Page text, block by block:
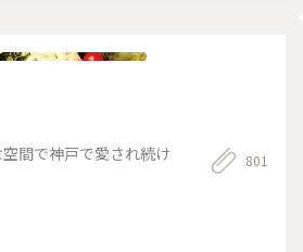
間で神戸で愛され続け
801